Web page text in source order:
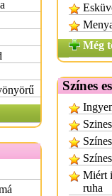
Még
Színes
Miért
ruha